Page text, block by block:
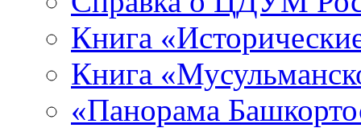
Книга
Книга
«Панорама